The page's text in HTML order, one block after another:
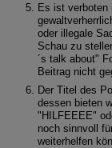
Es ist verboten
oder illegale
Schau zu
´s talk about"
Beitrag nicht
Der Titel des
dessen bieten
"HILFEEEE"
noch sinnvoll
weiterhelfen